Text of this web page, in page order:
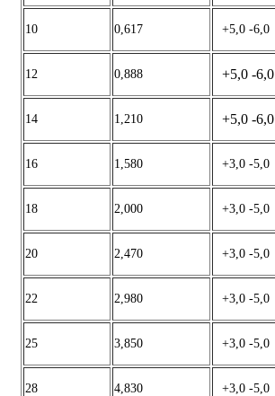
10 0,617 +5,0 -6,0
12 0,888 +5,0 -6,0
14 1,210 +5,0 -6,0
16 1,580 +3,0 -5,0
18 2,000 +3,0 -5,0
20 2,470 +3,0 -5,0
22 2,980 +3,0 -5,0
25 3,850 +3,0 -5,0
28 4,830 +3,0 -5,0